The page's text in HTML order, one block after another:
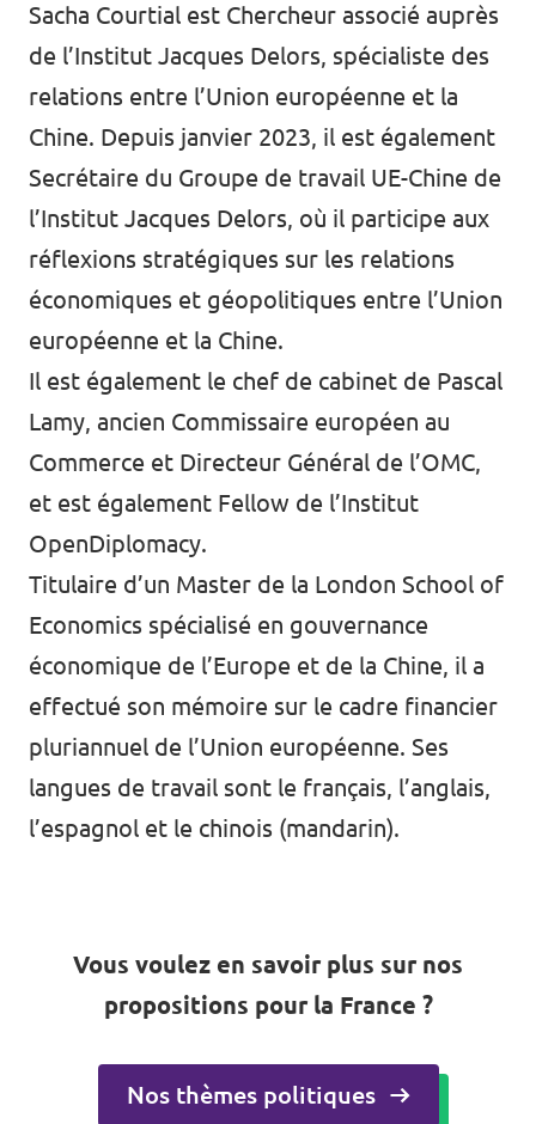
Sacha Courtial est Chercheur associé auprès
de l’Institut Jacques Delors, spécialiste des
relations entre l’Union européenne et la
Chine. Depuis janvier 2023, il est également
Secrétaire du Groupe de travail UE-Chine de
l’Institut Jacques Delors, où il participe aux
réflexions stratégiques sur les relations
économiques et géopolitiques entre l’Union
européenne et la Chine.
Il est également le chef de cabinet de Pascal
Lamy, ancien Commissaire européen au
Commerce et Directeur Général de l’OMC,
et est également Fellow de l’Institut
OpenDiplomacy.
Titulaire d’un Master de la London School of
Economics spécialisé en gouvernance
économique de l’Europe et de la Chine, il a
effectué son mémoire sur le cadre financier
pluriannuel de l’Union européenne. Ses
langues de travail sont le français, l’anglais,
l’espagnol et le chinois (mandarin).
Vous voulez en savoir plus sur nos
propositions pour la France ?
Nos thèmes politiques